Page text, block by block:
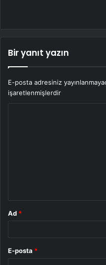
Bir yanıt yazın
E-posta adresiniz
işaretlenmişlerdir
Ad *
E-posta *